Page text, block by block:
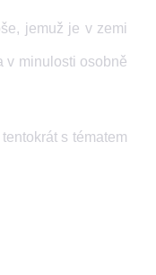
jemuž je v zemi
v minulosti osobně
s tématem